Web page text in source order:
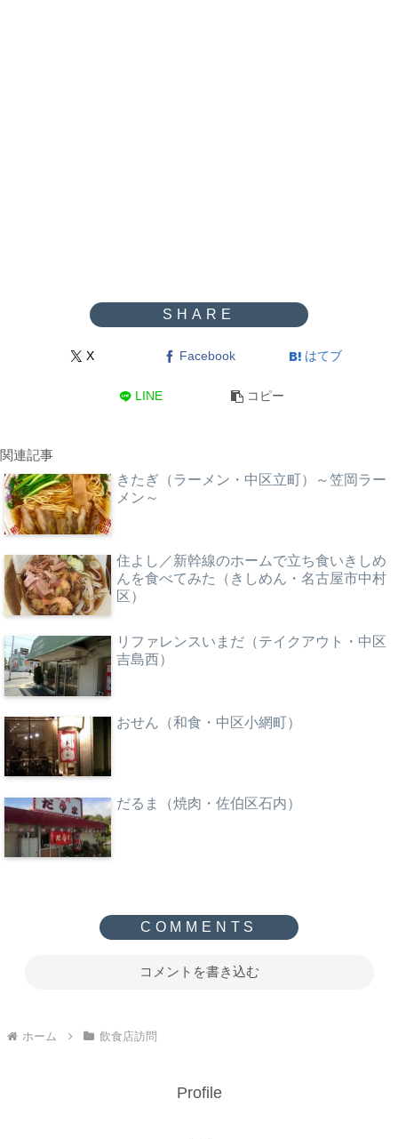
X Facebook はてブ
LINE コピー
関連記事
きたぎ（ラーメン・中区立町）～笠岡ラー
メン～
住よし／新幹線のホームで立ち食いきしめ
んを食べてみた（きしめん・名古屋市中村
区）
リファレンスいまだ（テイクアウト・中区
吉島西）
おせん（和食・中区小網町）
だるま（焼肉・佐伯区石内）
コメントを書き込む
ホーム 飲食店訪問
Profile